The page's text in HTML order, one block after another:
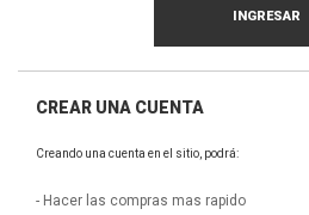
CREAR UNA CUENTA
Creando una cuenta en el sitio, podrá:
- Hacer las compras mas rapido